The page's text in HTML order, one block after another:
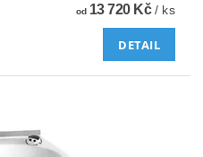
od13 720 Kč/ ks
DETAIL